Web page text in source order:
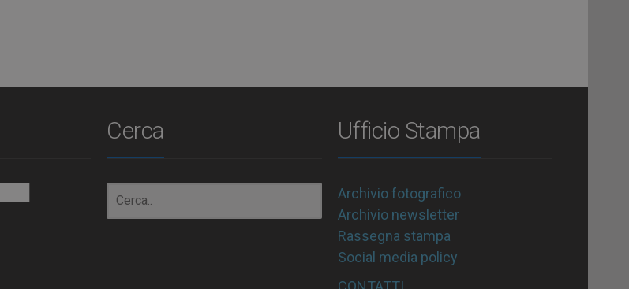
Cerca Ufficio Stampa
Archivio fotografico
Archivio newsletter
Rassegna stampa
Social media policy